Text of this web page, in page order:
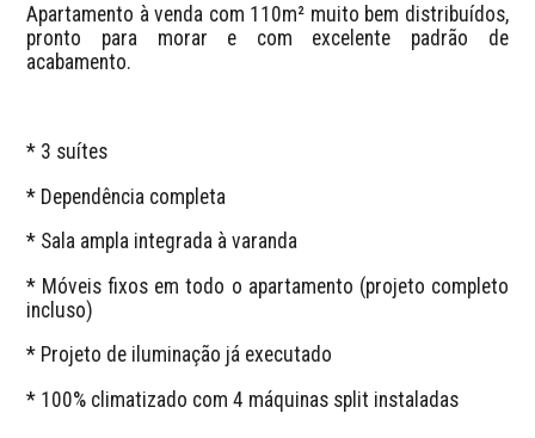
Apartamento à venda com 110m² muito bem distribuídos,
pronto para morar e com excelente padrão de
acabamento.
* 3 suítes
* Dependência completa
* Sala ampla integrada à varanda
* Móveis fixos em todo o apartamento (projeto completo
incluso)
* Projeto de iluminação já executado
* 100% climatizado com 4 máquinas split instaladas